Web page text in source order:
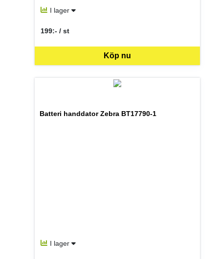
I lager
Köp nu
199:- / st
SEK per ST
Batteri handdator Zebra BT17790-1
I lager